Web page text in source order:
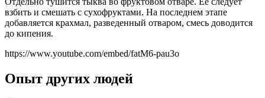
взбить и смешать с сухофруктами. На последнем этапе
добавляется крахмал, разведенный отваром, смесь доводится
до кипения.
https://www.youtube.com/embed/fatM6-pau3o
Опыт других людей